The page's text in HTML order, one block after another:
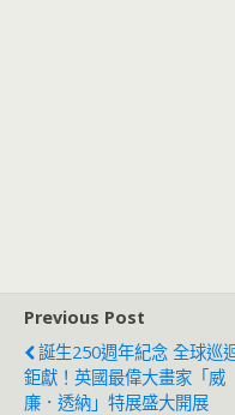
Previous Post
誕生250週年紀念 全球巡
鉅獻！英國最偉大畫家「威
廉．透納」特展盛大開展